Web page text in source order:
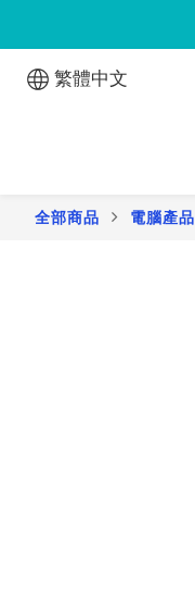
繁體中文
全部商品 電腦產品